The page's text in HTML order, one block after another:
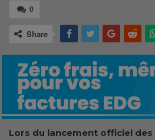
0
Share
Lors du lancement officiel des